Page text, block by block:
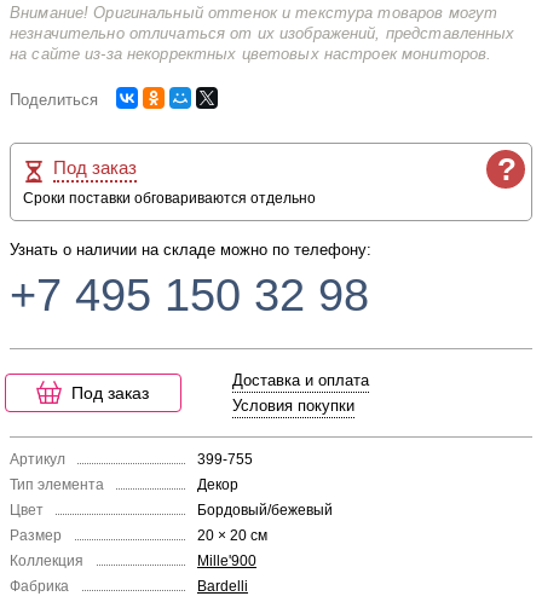
Внимание! Оригинальный оттенок и текстура товаров могут
незначительно отличаться от их изображений, представленных
на сайте из-за некорректных цветовых настроек мониторов.
Поделиться
?
Под заказ
Сроки поставки обговариваются отдельно
Узнать о наличии на складе можно по телефону:
+7 495 150 32 98
Под заказ
Доставка и оплата
Условия покупки
Артикул
399-755
Тип элемента
Декор
Цвет
Бордовый/бежевый
Размер
20 × 20 см
Коллекция
Mille'900
Фабрика
Bardelli